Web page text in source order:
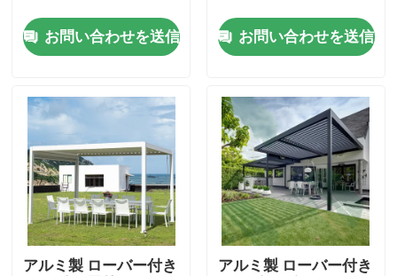
私達に連絡しなさい
ニュース
引用を要求しなさい
アルミニウム テラスのパーゴラ
アルミニウム ルーバー付きのパーゴラ
お問い合わせを送信 お問い合わせを送信
アルミ製 ローバー付き
アルミ製 ローバー付き